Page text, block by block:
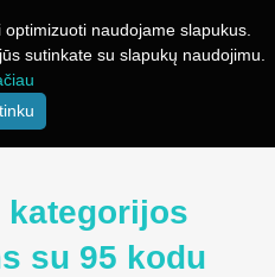
naudojame slapukus.
sutinkate su slapukų naudojimu.
kategorijos
su 95 kodu